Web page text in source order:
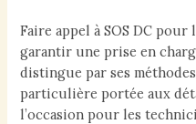
Faire appel à SOS DC pour
garantir une prise en
distingue par ses
particulière portée aux
l’occasion pour les